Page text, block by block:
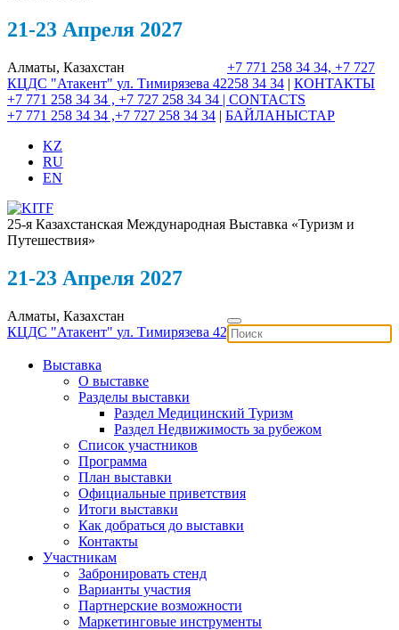
21-23 Апреля 2027
Алматы, Казахстан
КЦДС "Атакент" ул. Тимирязева 42
+7 771 258 34 34, +7 727
258 34 34 | КОНТАКТЫ
+7 771 258 34 34 , +7 727 258 34 34 | CONTACTS
+7 771 258 34 34 ,+7 727 258 34 34 | БАЙЛАНЫСТАР
KZ
RU
EN
25-я Казахстанская Международная Выставка «Туризм и
Путешествия»
21-23 Апреля 2027
Алматы, Казахстан
КЦДС "Атакент" ул. Тимирязева 42
Выставка
О выставке
Разделы выставки
Раздел Медицинский Туризм
Раздел Недвижимость за рубежом
Список участников
Программа
План выставки
Официальные приветствия
Итоги выставки
Как добраться до выставки
Контакты
Участникам
Забронировать стенд
Варианты участия
Партнерские возможности
Маркетинговые инструменты